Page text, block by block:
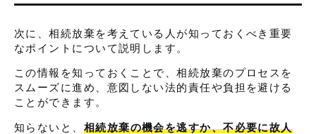
次に、相続放棄を考えている人が知っておくべき重要
なポイントについて説明します。
この情報を知っておくことで、相続放棄のプロセスを
スムーズに進め、意図しない法的責任や負担を避ける
ことができます。
知らないと、 相続放棄の機会を逃すか、不必要に故人